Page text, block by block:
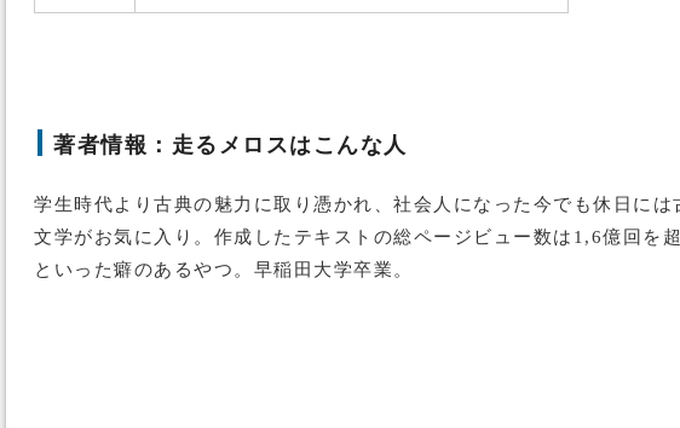
著者情報：走るメロスはこんな人
学生時代より古典の魅力に取り憑かれ、社会人になった今でも休日に
文学がお気に入り。作成したテキストの総ページビュー数は1,6億回を
といった癖のあるやつ。早稲田大学卒業。